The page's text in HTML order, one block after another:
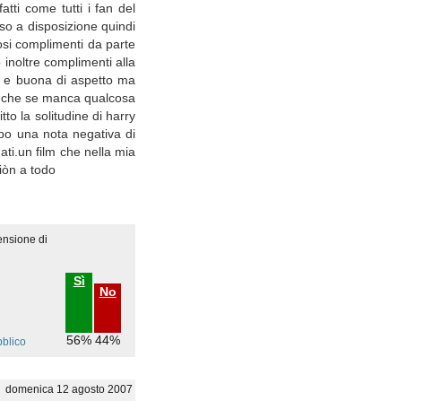
come tutti i fan del
a disposizione quindi
complimenti da parte
complimenti alla
buona di aspetto ma
se manca qualcosa
la solitudine di harry
una nota negativa di
film che nella mia
a todo
di
Sì
56%
No
44%
domenica 12 agosto 2007